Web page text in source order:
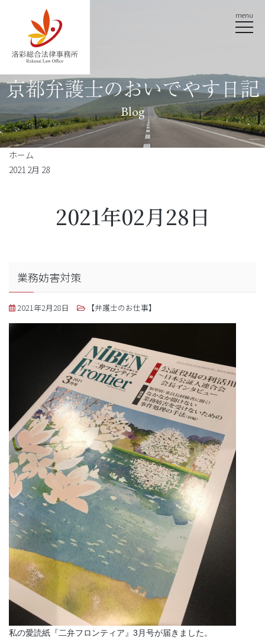
menu
京都弁護士のおいでやす日記
Blog
ホーム
2021 2月 28
2021年02月28日
業務妨害対策
2021年2月28日 【弁護士のお仕事】
私の愛読紙『二弁フロンティア』3月号が届きました。